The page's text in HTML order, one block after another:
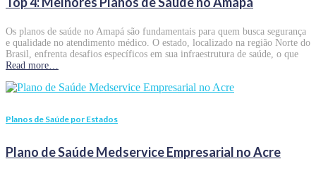
Os planos de saúde no Amapá são fundamentais para quem busca segurança
e qualidade no atendimento médico. O estado, localizado na região Norte do
Brasil, enfrenta desafios específicos em sua infraestrutura de saúde, o que
Read more…
Planos de Saúde por Estados
Plano de Saúde Medservice Empresarial no Acre